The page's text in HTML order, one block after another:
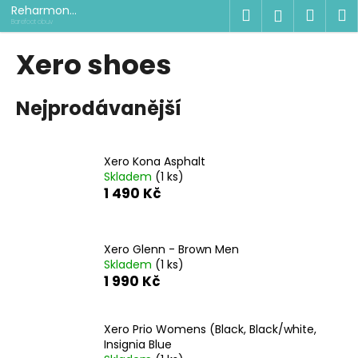
Přejít
na
obsah
Reharmon
shop
Barefoot obuv Hledat
Xero shoes
Nejprodávanější
Xero Kona Asphalt
Skladem (1 ks)
1 490 Kč
Xero Glenn - Brown Men
Skladem (1 ks)
1 990 Kč
Xero Prio Womens (Black, Black/white,
Insignia Blue
K
o
o